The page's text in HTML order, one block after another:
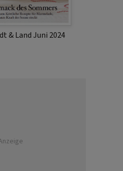
& Land Juni 2024